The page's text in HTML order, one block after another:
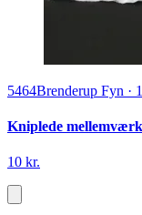
5464Brenderup Fyn ·
Kniplede mellemværk
10 kr.